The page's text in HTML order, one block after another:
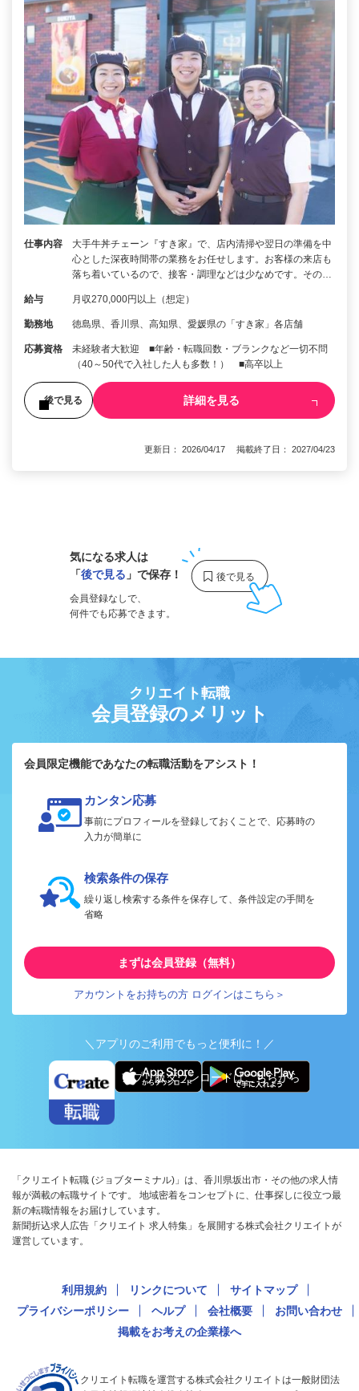
仕事内容
大手牛丼チェーン『すき家』で、店内清掃や翌日の準備を中
心とした深夜時間帯の業務をお任せします。お客様の来店も
落ち着いているので、接客・調理などは少なめです。その…
給与 月収270,000円以上（想定）
勤務地 徳島県、香川県、高知県、愛媛県の「すき家」各店舗
応募資格
未経験者大歓迎 ■年齢・転職回数・ブランクなど一切不問
（40～50代で入社した人も多数！） ■高卒以上
後で見る 詳細を見る
更新日： 2026/04/17 掲載終了日： 2027/04/23
気になる求人は
「後で見る 」で保存！
会員登録なしで、
何件でも応募できます。
クリエイト転職
会員登録のメリット
会員限定機能であなたの転職活動をアシスト！
カンタン応募
事前にプロフィールを登録しておくことで、応募時の
入力が簡単に
検索条件の保存
繰り返し検索する条件を保存して、条件設定の手間を
省略
まずは会員登録（無料）
アカウントをお持ちの方 ログインはこちら＞
＼アプリのご利用でもっと便利に！／
アプリ版ダウンロードはこちらから
「クリエイト転職 (ジョブターミナル)」は、香川県坂出市・その他の求人情
報が満載の転職サイトです。 地域密着をコンセプトに、仕事探しに役立つ最
新の転職情報をお届けしています。
新聞折込求人広告「クリエイト 求人特集」を展開する株式会社クリエイトが
運営しています。
利用規約 リンクについて
サイトマップ
プライバシーポリシー
ヘルプ 会社概要
お問い合わせ
掲載をお考えの企業様へ
クリエイト転職を運営する株式会社クリエイトは一般財団法